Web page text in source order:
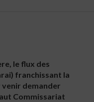
le flux des
franchissant la
demander
Commissariat